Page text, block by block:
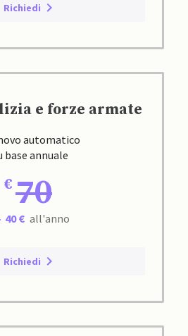
Richiedi
e forze armate
automatico
base annuale
70
40 € all'anno
Richiedi